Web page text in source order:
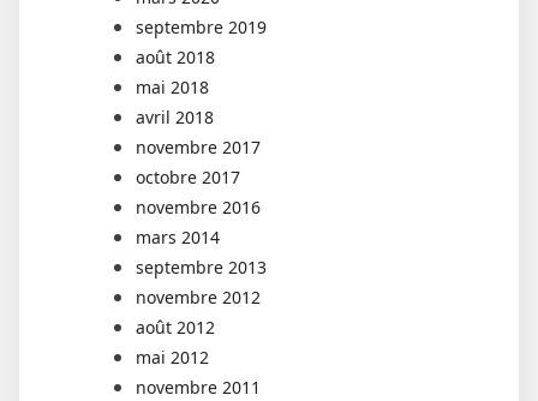
septembre 2019
août 2018
mai 2018
avril 2018
novembre 2017
octobre 2017
novembre 2016
mars 2014
septembre 2013
novembre 2012
août 2012
mai 2012
novembre 2011